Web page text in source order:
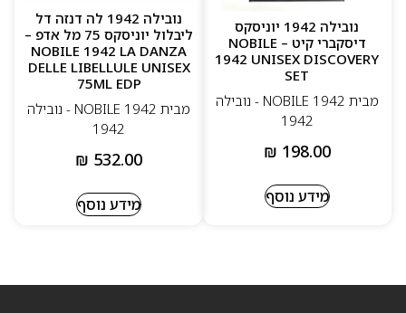
נובילה 1942 יוניסקס
דיסקברי קיט – NOBILE
1942 UNISEX DISCOVERY
SET
מבית NOBILE 1942 - נובילה
1942
₪ 198.00
מידע נוסף
נובילה 1942 לה דנזה דל
ליבלול יוניסקס 75 מל אדפ –
NOBILE 1942 LA DANZA
DELLE LIBELLULE UNISEX
75ML EDP
מבית NOBILE 1942 - נובילה
1942
₪ 532.00
מידע נוסף